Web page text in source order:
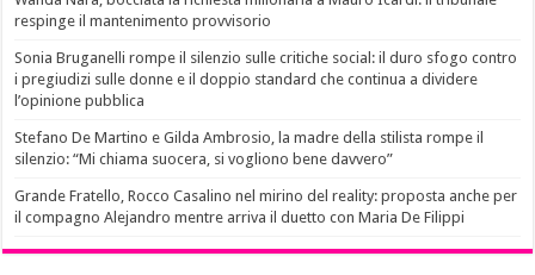
respinge il mantenimento provvisorio
Sonia Bruganelli rompe il silenzio sulle critiche social: il duro sfogo contro
i pregiudizi sulle donne e il doppio standard che continua a dividere
l’opinione pubblica
Stefano De Martino e Gilda Ambrosio, la madre della stilista rompe il
silenzio: “Mi chiama suocera, si vogliono bene davvero”
Grande Fratello, Rocco Casalino nel mirino del reality: proposta anche per
il compagno Alejandro mentre arriva il duetto con Maria De Filippi